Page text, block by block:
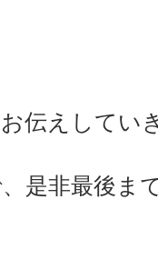
伝えしてい
是非最後ま